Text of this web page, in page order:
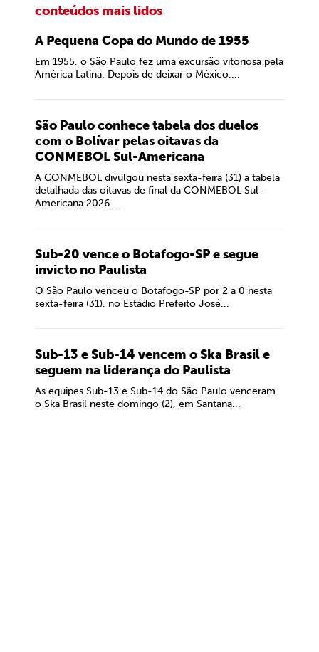
conteúdos mais lidos
A Pequena Copa do Mundo de 1955
Em 1955, o São Paulo fez uma excursão vitoriosa pela
América Latina. Depois de deixar o México,...
São Paulo conhece tabela dos duelos
com o Bolívar pelas oitavas da
CONMEBOL Sul-Americana
A CONMEBOL divulgou nesta sexta-feira (31) a tabela
detalhada das oitavas de final da CONMEBOL Sul-
Americana 2026....
Sub-20 vence o Botafogo-SP e segue
invicto no Paulista
O São Paulo venceu o Botafogo-SP por 2 a 0 nesta
sexta-feira (31), no Estádio Prefeito José...
Sub-13 e Sub-14 vencem o Ska Brasil e
seguem na liderança do Paulista
As equipes Sub-13 e Sub-14 do São Paulo venceram
o Ska Brasil neste domingo (2), em Santana...